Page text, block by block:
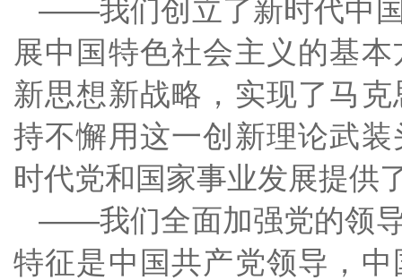
——我们创立了新时代中
展中国特色社会主义的基
新思想新战略，实现了马
持不懈用这一创新理论武
时代党和国家事业发展提供
——我们全面加强党的领
特征是中国共产党领导，